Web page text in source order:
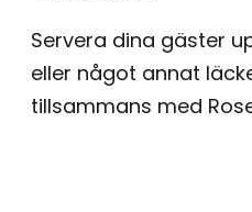
Servera dina gäster
eller något annat
tillsammans med